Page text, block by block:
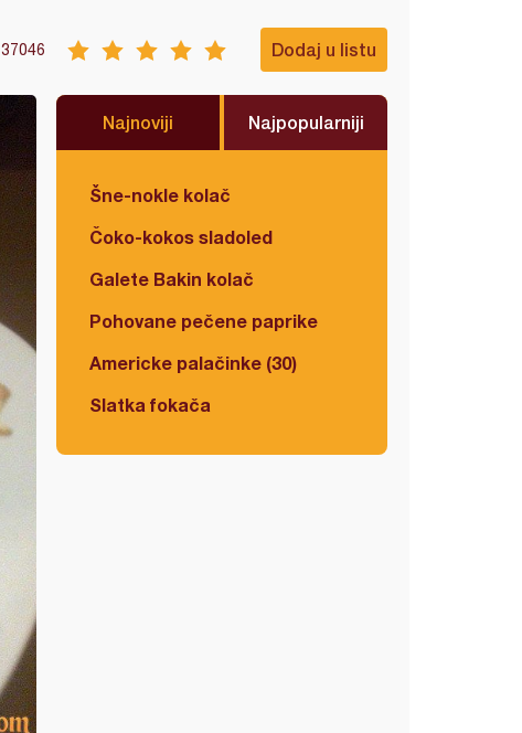
37046 Dodaj u listu
Najnoviji Najpopularniji
Šne-nokle kolač
Čoko-kokos sladoled
Galete Bakin kolač
Pohovane pečene paprike
Americke palačinke (30)
Slatka fokača